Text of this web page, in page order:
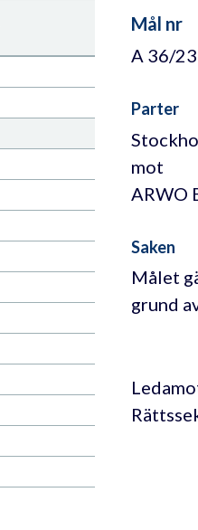
Mål nr
A 36/23
Parter
mot
ARWO
Saken
Målet
grund